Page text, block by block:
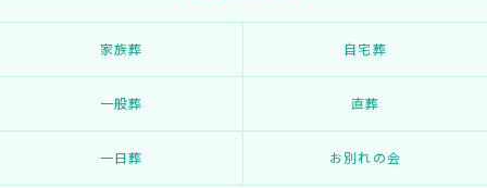
家族葬 自宅葬
一般葬 直葬
一日葬 お別れの会